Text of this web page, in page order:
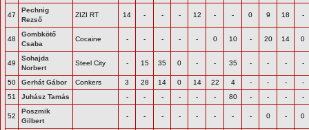
47
Pechnig
Rezső
ZIZI RT 14 - - - 12 - - 0 9 18 -
48
Gombkötő
Csaba
Cocaine - - - - - 0 10 - 20 14 0
49
Sohajda
Norbert
Steel City - 15 35 0 - - 35 - - - -
50 Gerhát Gábor Conkers 3 28 14 0 14 22 4 - - -
-
51
Juhász Tamás - - - - - - 80 - - - -
52
Poszmik
Gilbert
- - - - - - - - 0 - 0